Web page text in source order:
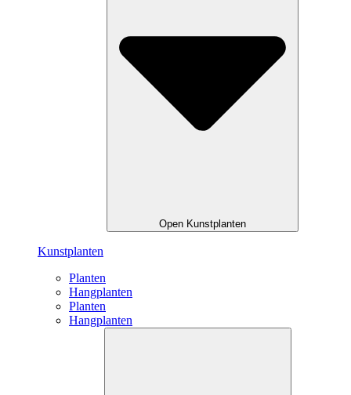
Open Kunstplanten
Kunstplanten
Planten
Hangplanten
Planten
Hangplanten